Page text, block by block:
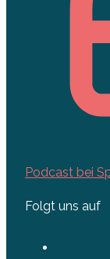
Podcast bei
Folgt uns auf